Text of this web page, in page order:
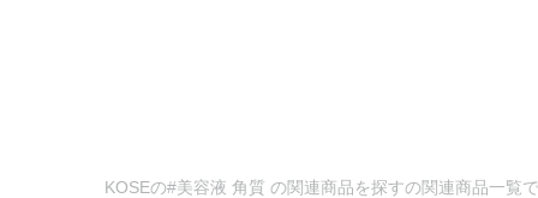
KOSEの#美容液 角質 の関連商品を探すの関連商品一覧